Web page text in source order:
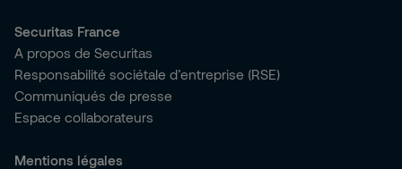
Securitas France
A propos de Securitas
Responsabilité sociétale d’entreprise (RSE)
Communiqués de presse
Espace collaborateurs
Mentions légales